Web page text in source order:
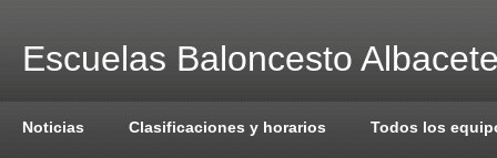
Escuelas Baloncesto
Noticias Clasificaciones y horarios Todos los